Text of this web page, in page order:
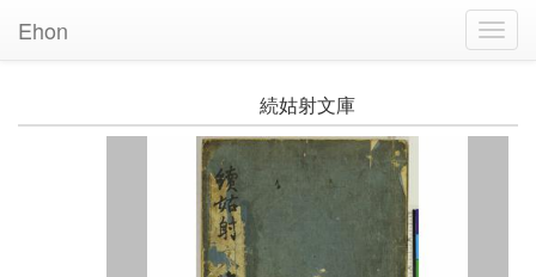
Ehon
続姑射文庫
Previous